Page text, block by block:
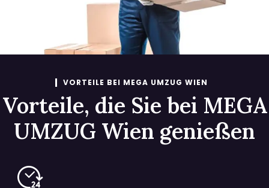
VORTEILE BEI MEGA UMZUG WIEN
Vorteile, die Sie bei MEGA
UMZUG Wien genießen